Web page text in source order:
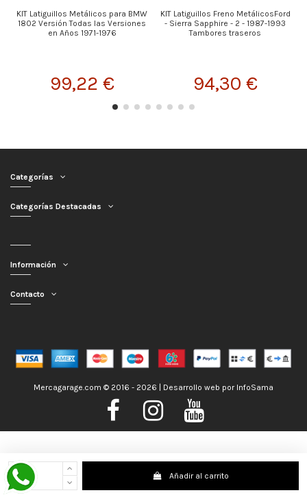
Nos encontramos de Vacaciones, no obstante los pedidos hechos se
despacharán con normalidad; usted puede hacer su pedido y le será enviado en
la mayor brevedad posible. Saludos.
Añadir al carrito
KIT Latiguillos Metálicos para BMW
1802 Versión Todas las Versiones
en Años 1971-1976
99,22 €
KIT Latiguillos Freno MetálicosFord
- Sierra Sapphire - 2 - 1987-1993
Tambores traseros
94,30 €
Categorías
Categorías Destacadas
Información
Contacto
Mercagarage.com © 2016 - 2026 | Desarrollo web por InfoSama